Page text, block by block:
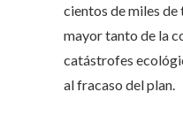
cientos de miles
mayor tanto de la
catástrofes
al fracaso del plan.